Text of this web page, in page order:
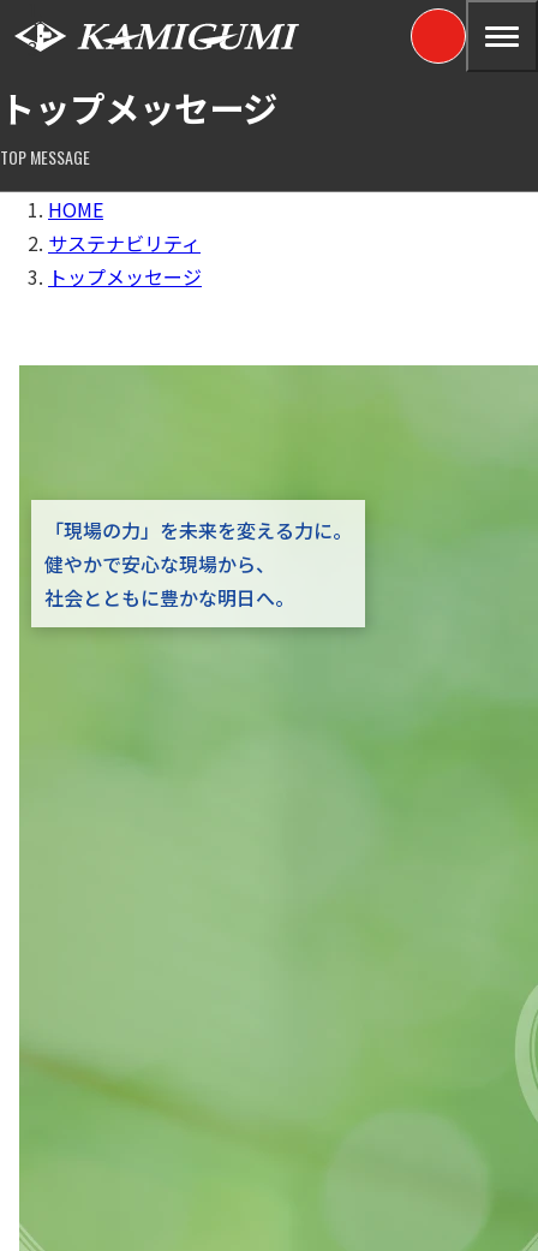
トップメッセージ
TOP MESSAGE
HOME
サステナビリティ
トップメッセージ
「現場の力」を未来を変える力に。
健やかで安心な現場から、
社会とともに豊かな明日へ。